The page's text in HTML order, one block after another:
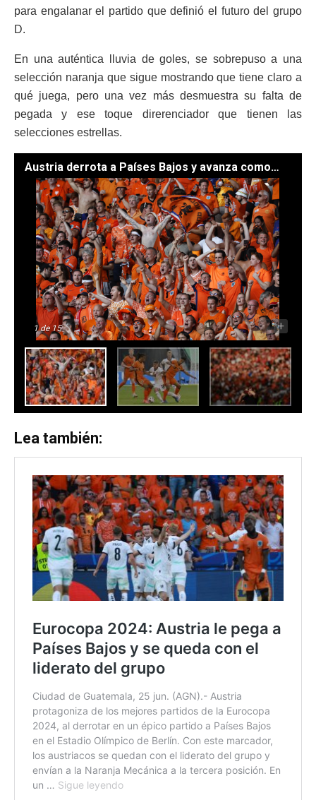
para engalanar el partido que definió el futuro del grupo
D.
En una auténtica lluvia de goles, se sobrepuso a una
selección naranja que sigue mostrando que tiene claro a
qué juega, pero una vez más desmuestra su falta de
pegada y ese toque direrenciador que tienen las
selecciones estrellas.
Austria derrota a Países Bajos y avanza como líder de su grupo. // Foto: EFE.
1de 15 - +
Lea también: